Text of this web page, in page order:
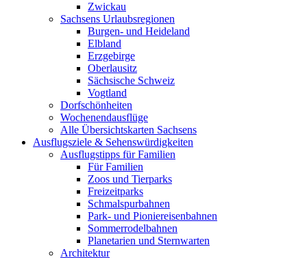
Zwickau
Sachsens Urlaubsregionen
Burgen- und Heideland
Elbland
Erzgebirge
Oberlausitz
Sächsische Schweiz
Vogtland
Dorfschönheiten
Wochenendausflüge
Alle Übersichtskarten Sachsens
Ausflugsziele & Sehenswürdigkeiten
Ausflugstipps für Familien
Für Familien
Zoos und Tierparks
Freizeitparks
Schmalspurbahnen
Park- und Pioniereisenbahnen
Sommerrodelbahnen
Planetarien und Sternwarten
Architektur